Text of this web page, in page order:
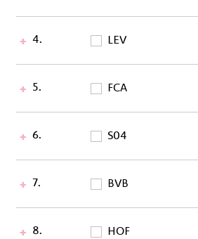
4. LEV
5. FCA
6. S04
7. BVB
8. HOF